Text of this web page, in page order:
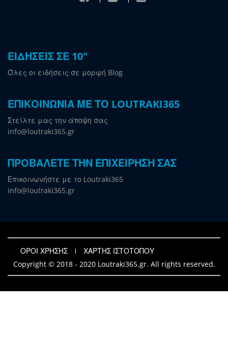
ΕΙΔΗΣΕΙΣ ΣΕ 10"
Όλες οι ειδήσεις σε μορφή Blog
ΕΠΙΚΟΙΝΩΝΙΑ ΜΕ ΤΟ LOUTRAKI365
Στείλτε μας την άποψη σας
info@loutraki365.gr
ΠΡΟΒΑΛΕΤΕ ΤΗΝ ΕΠΙΧΕΙΡΗΣΗ ΣΑΣ
Επικοινωνήστε με το Loutraki365
info@loutraki365.gr
ΟΡΟΙ ΧΡΗΣΗΣ
ΧΑΡΤΗΣ ΙΣΤΟΤΟΠΟΥ
Copyright © 2018 - 2020 Loutraki365.gr. All rights reserved.